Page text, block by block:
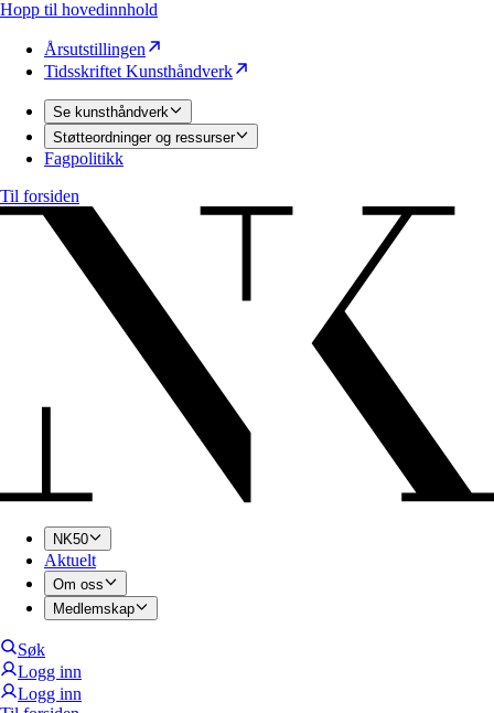
Hopp til hovedinnhold
Årsutstillingen
Tidsskriftet Kunsthåndverk
Se kunsthåndverk
Støtteordninger og ressurser
Fagpolitikk
Til forsiden
NK50
Aktuelt
Om oss
Medlemskap
Søk
Logg inn
Logg inn